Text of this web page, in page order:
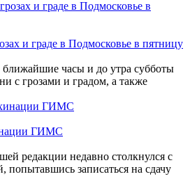
и граде в Подмосковье в пятницу
часы и до утра субботы
с грозами и градом, а также
ГИМС
редакции недавно столкнулся с
записаться на сдачу